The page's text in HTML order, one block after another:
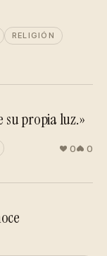
RELIGIÓN
su propia luz.»
0 0